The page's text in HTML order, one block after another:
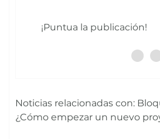
¡Puntua la publicación!
Noticias relacionadas con:
¿Cómo empezar un nuevo